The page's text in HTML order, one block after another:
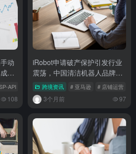
动
运
API # ERP系统
108
iRobot申请破产保护引发行业
震荡，中国清洁机器人品牌加
速抢占全球市场
跨境资讯 # 亚马逊 # 店铺运营
3个月前 97